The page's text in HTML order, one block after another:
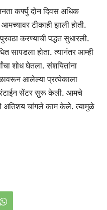
जनता कर्फ्यु दोन दिवस अधिक
टीकाही झाली होती.
करण्याची पद्धत सुधारली.
सापडला होता. त्यानंतर आम्ही
शोध घेतला. संशयितांना
आलेल्या प्रत्येकाला
सेंटर सुरू केली. आमचे
अतिशय चांगले काम केले. त्यामुळे